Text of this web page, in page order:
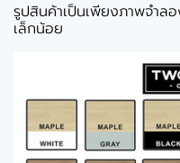
รูปสินค้าเป็นเพียงภาพจำล
เล็กน้อย